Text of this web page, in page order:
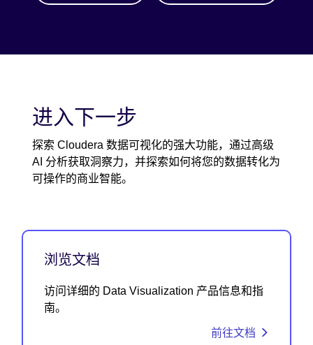
进入下一步
探索 Cloudera 数据可视化的强大功能，通过高级
AI 分析获取洞察力，并探索如何将您的数据转化为
可操作的商业智能。
浏览文档
访问详细的 Data Visualization 产品信息和指
南。
前往文档